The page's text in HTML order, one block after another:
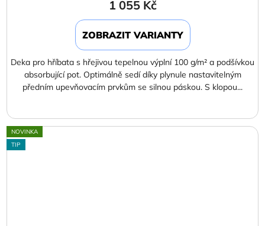
1 055 Kč
ZOBRAZIT VARIANTY
Deka pro hříbata s hřejivou tepelnou výplní 100 g/m² a podšívkou
absorbující pot. Optimálně sedí díky plynule nastavitelným
předním upevňovacím prvkům se silnou páskou. S klopou...
NOVINKA
TIP